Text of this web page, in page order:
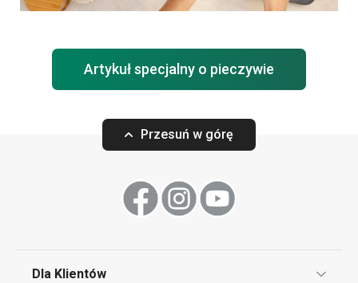
Artykuł specjalny o pieczywie
Przesuń w górę
Dla Klientów